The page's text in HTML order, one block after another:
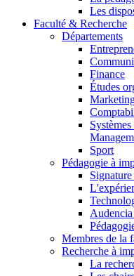
Les
Faculté & Recherche
Départements
Finance
Études
Sport
Pédagogie à
Membres de la
Recherche à
La